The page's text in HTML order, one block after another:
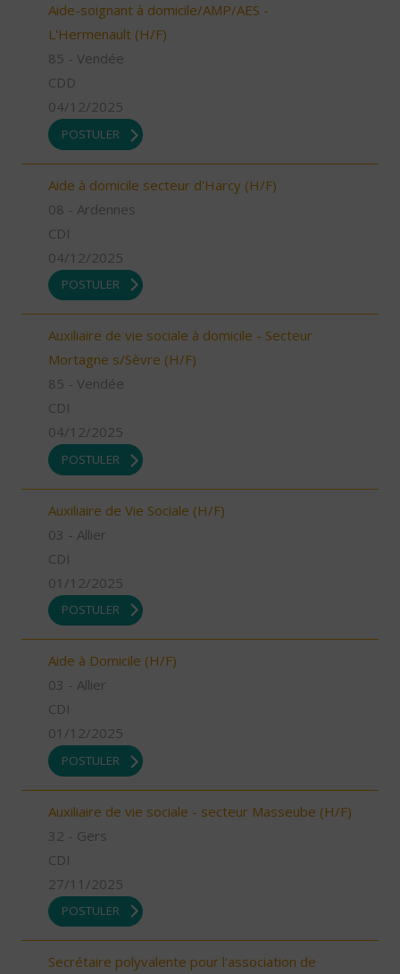
Aide-soignant à domicile/AMP/AES -
L'Hermenault (H/F)
85 - Vendée
CDD
04/12/2025
POSTULER
Aide à domicile secteur d'Harcy (H/F)
08 - Ardennes
CDI
04/12/2025
POSTULER
Auxiliaire de vie sociale à domicile - Secteur
Mortagne s/Sèvre (H/F)
85 - Vendée
CDI
04/12/2025
POSTULER
Auxiliaire de Vie Sociale (H/F)
03 - Allier
CDI
01/12/2025
POSTULER
Aide à Domicile (H/F)
03 - Allier
CDI
01/12/2025
POSTULER
Auxiliaire de vie sociale - secteur Masseube (H/F)
32 - Gers
CDI
27/11/2025
POSTULER
Secrétaire polyvalente pour l'association de